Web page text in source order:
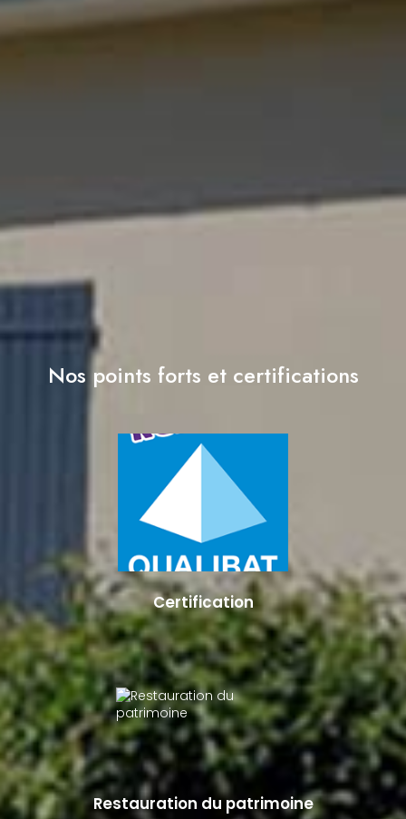
Nos points forts et certifications
Certification
Restauration du patrimoine